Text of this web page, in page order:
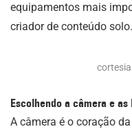
equipamentos mais
criador de conteúdo solo.
Escolhendo a câmera e
A câmera é o coração